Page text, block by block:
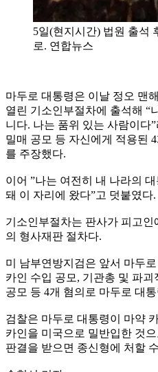
5일(현지시간) 법원 출석
로. 연합뉴스
마두로 대통령은 이날 정오 맨
열린 기소인부절차에 출석해 “
니다. 나는 품위 있는 사람이다
밀매 공모 등 자신에게 적용된
를 주장했다.
이어 ”나는 여전히 내 나라의
돼 이 자리에 왔다”고 덧붙였다.
기소인부절차는 판사가 피고
의 형사재판 절차다.
미 남부연방지검은 앞서 마두
카인 수입 공모, 기관총 및 파괴
공모 등 4개 혐의로 마두로 대
검찰은 마두로 대통령이 마약
카인을 미국으로 밀반입한 것
판결을 받으면 종신형에 처할